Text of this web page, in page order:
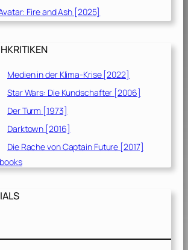
Fire and Ash [2025]
Medien in der Klima-Krise [2022]
Star Wars: Die Kundschafter [2006]
Der Turm [1973]
Darktown [2016]
Die Rache von Captain Future [2017]